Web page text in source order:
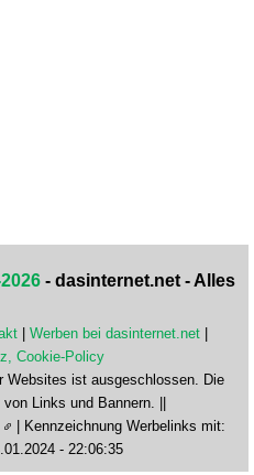
- dasinternet.net - Alles
| Werben bei dasinternet.net |
Cookie-Policy
Websites ist ausgeschlossen. Die
Links und Bannern. ||
| Kennzeichnung Werbelinks mit:
- 22:06:35